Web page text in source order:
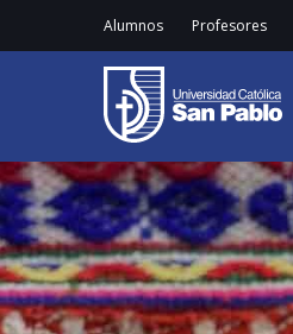
Alumnos Profesores